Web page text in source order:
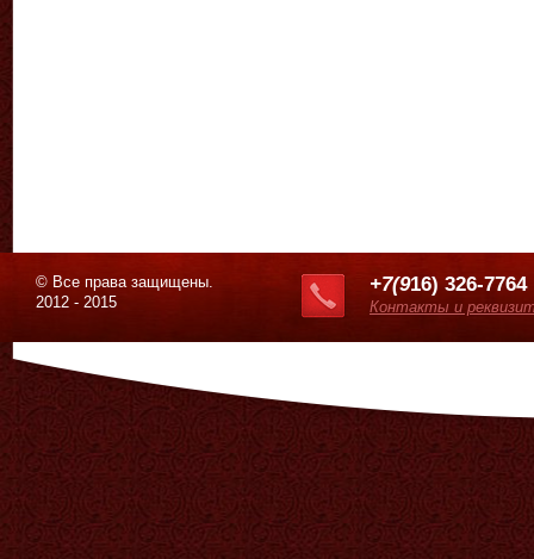
© Все права защищены.
2012 - 2015
+7(916) 326-7764
Контакты и